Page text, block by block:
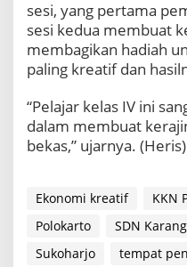
sesi, yang pertama
sesi kedua membuat
membagikan hadiah
paling kreatif dan
“Pelajar kelas IV ini
dalam membuat
bekas,” ujarnya. (Heris)
Ekonomi kreatif KKN
Polokarto
SDN
Sukoharjo
tempat